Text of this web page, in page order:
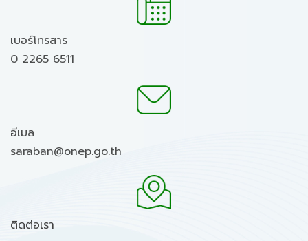
เบอร์โทรสาร
0 2265 6511
อีเมล
saraban@onep.go.th
ติดต่อเรา